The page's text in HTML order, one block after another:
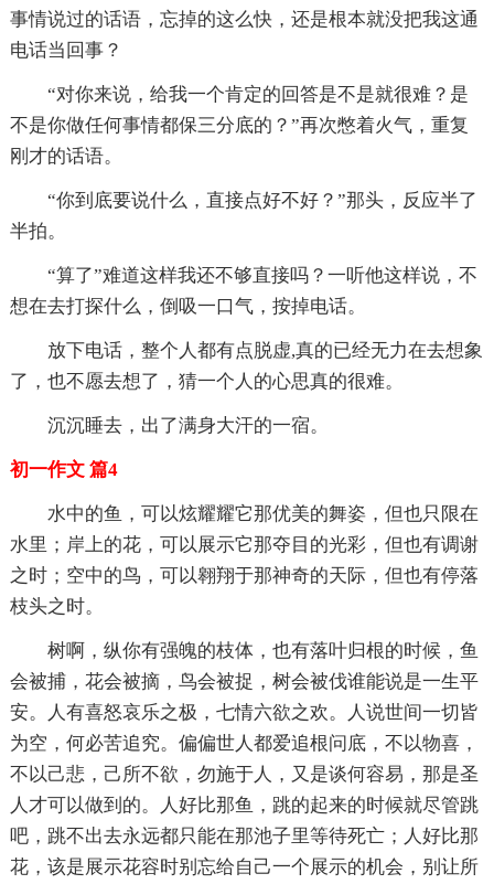
事情说过的话语，忘掉的这么快，还是根本就没把我这通
电话当回事？
“对你来说，给我一个肯定的回答是不是就很难？是
不是你做任何事情都保三分底的？”再次憋着火气，重复
刚才的话语。
“你到底要说什么，直接点好不好？”那头，反应半了
半拍。
“算了”难道这样我还不够直接吗？一听他这样说，不
想在去打探什么，倒吸一口气，按掉电话。
放下电话，整个人都有点脱虚,真的已经无力在去想象
了，也不愿去想了，猜一个人的心思真的很难。
沉沉睡去，出了满身大汗的一宿。
初一作文 篇4
水中的鱼，可以炫耀耀它那优美的舞姿，但也只限在
水里；岸上的花，可以展示它那夺目的光彩，但也有调谢
之时；空中的鸟，可以翱翔于那神奇的天际，但也有停落
枝头之时。
树啊，纵你有强魄的枝体，也有落叶归根的时候，鱼
会被捕，花会被摘，鸟会被捉，树会被伐谁能说是一生平
安。人有喜怒哀乐之极，七情六欲之欢。人说世间一切皆
为空，何必苦追究。偏偏世人都爱追根问底，不以物喜，
不以己悲，己所不欲，勿施于人，又是谈何容易，那是圣
人才可以做到的。人好比那鱼，跳的起来的时候就尽管跳
吧，跳不出去永远都只能在那池子里等待死亡；人好比那
花，该是展示花容时别忘给自己一个展示的机会，别让所